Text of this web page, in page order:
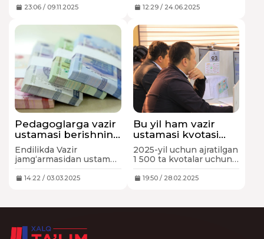
o‘qituvchilardan
murojaat kelib tushdi.
Xalqtaliminfo.uz holatni
o‘rgandi.
23:06 / 09.11.2025
buyrug‘i bilan 2025-yil
to‘lanadigan malakali
pedagog kadrlar ro‘yxati
tasdiqlandi.
12:29 / 24.06.2025
Pedagoglarga vazir
ustamasi berishning
yangi tartibi
tasdiqlandi
Endilikda Vazir
jamgʻarmasidan ustama
saralab olishning
amalga oshiriladi.
14:22 / 03.03.2025
Bu yil ham vazir
ustamasi kvotasi
to‘lmadi, qayta test
o‘tkaziladimi?
2025-yil uchun ajratilgan
1 500 ta kvotalar uchun
bo‘yicha ro‘yxatga
nafari test sinovlarida
19:50 / 28.02.2025